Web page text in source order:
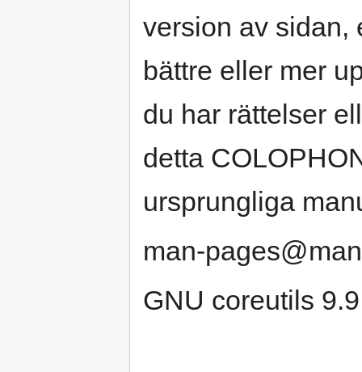
version av sidan,
bättre eller mer
du har rättelser
detta
ursprungliga
man-
GNU coreutils